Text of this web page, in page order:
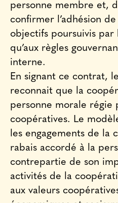
personne membre et,
confirmer l’adhésion
objectifs poursuivis par
qu’aux règles
interne.
En signant ce contrat,
reconnait que la
personne morale régie
coopératives. Le
les engagements de la
rabais accordé à la
contrepartie de son
activités de la
aux valeurs